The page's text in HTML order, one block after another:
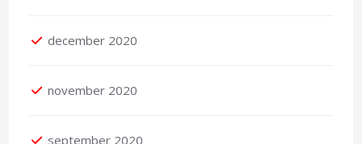
december 2020
november 2020
september 2020